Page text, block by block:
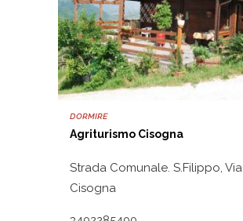
DORMIRE
Agriturismo Cisogna
Strada Comunale. S.Filippo, Via
Cisogna